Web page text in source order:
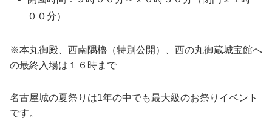
００分）
※本丸御殿、西南隅櫓（特別公開）、西の丸御蔵城宝館へ
の最終入場は１６時まで
名古屋城の夏祭りは1年の中でも最大級のお祭りイベント
です。